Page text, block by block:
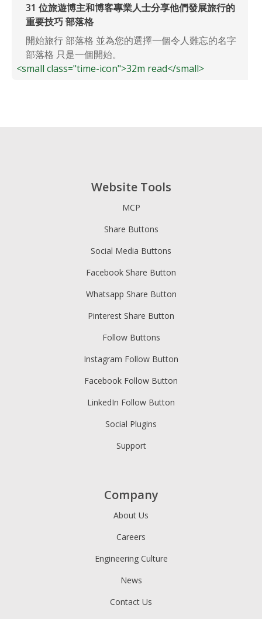
31 位旅遊博主和博客專業人士分享他們發展旅行的
重要技巧 部落格
開始旅行 部落格 並為您的選擇一個令人難忘的名字
部落格 只是一個開始。
<small class="time-icon">32m read</small>
Website Tools
MCP
Share Buttons
Social Media Buttons
Facebook Share Button
Whatsapp Share Button
Pinterest Share Button
Follow Buttons
Instagram Follow Button
Facebook Follow Button
LinkedIn Follow Button
Social Plugins
Support
Company
About Us
Careers
Engineering Culture
News
Contact Us